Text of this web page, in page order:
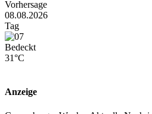
Vorhersage
08.08.2026
Tag
Bedeckt
31°C
Anzeige